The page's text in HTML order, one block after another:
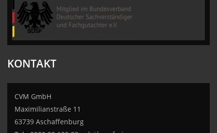
KONTAKT
CVM GmbH
Maximilianstraße 11
63739 Aschaffenburg